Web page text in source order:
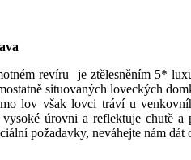
revíru je ztělesněním 5*
situovaných loveckých
lov však lovci tráví u
úrovni a reflektuje chutě
požadavky, neváhejte nám